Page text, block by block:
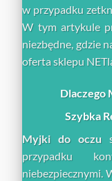
w przypadku
W tym artykule
niezbędne, gdzie
oferta sklepu
Dlaczego
Szybka
Myjki do oczu
przypadku
niebezpiecznymi.